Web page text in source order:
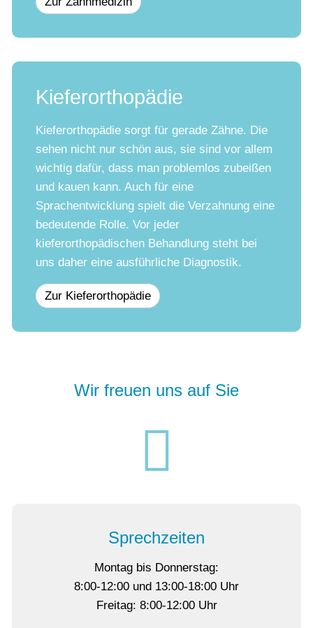
Kieferorthopädie
Kieferorthopädie sorgt für gerade Zähne. Die
sehen nicht nur schön aus, sie sind vor allem
wichtig dafür, dass man problemlos zubeißen
und kauen kann. Auch für eine
Sprachentwicklung spielt die Verzahnung eine
bedeutende Rolle. Vor jeder
kieferorthopädischen Behandlung steht bei
uns daher eine ausführliche Diagnostik.
Zur Kieferorthopädie
Wir freuen uns auf Sie
Sprechzeiten
Montag bis Donnerstag:
8:00-12:00 und 13:00-18:00 Uhr
Freitag: 8:00-12:00 Uhr